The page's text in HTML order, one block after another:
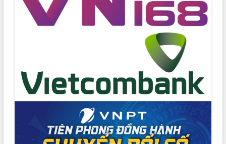
Hội nghị lần thứ tư Ban Chỉ đạo công
tác bầu cử tỉnh Đắk Lắk
tại Đắk Lắk
Hội nghị Ban Chấp hành Đảng bộ tỉnh
Đắk Lắk lần thứ 2 (mở rộng)
Tập trung giải phóng mặt bằng, đẩy
nhanh tiến độ Tuyến đường bộ ven
biển
Gỡ khó, khởi công xây dựng, sửa chữa